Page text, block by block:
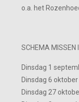
o.a. het
SCHEMA MISSEN
Dinsdag 1
Dinsdag 6
Dinsdag 27